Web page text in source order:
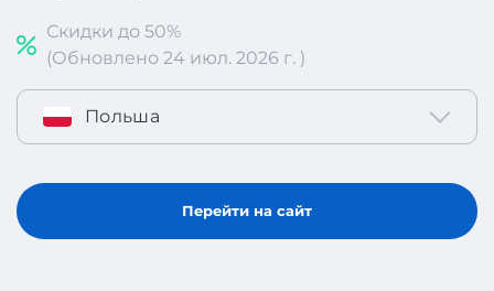
Скидки до 50%
(Обновлено 24 июл. 2026 г. )
Польша
Перейти на сайт